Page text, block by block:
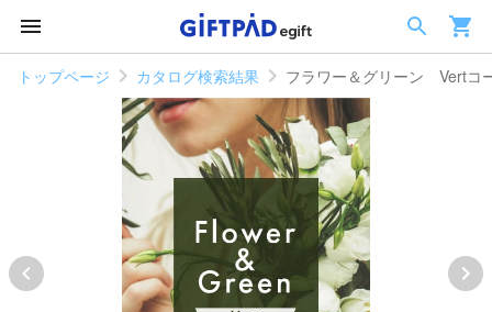
トップページ カタログ検索結果 フラワー＆グリーン Vertコ